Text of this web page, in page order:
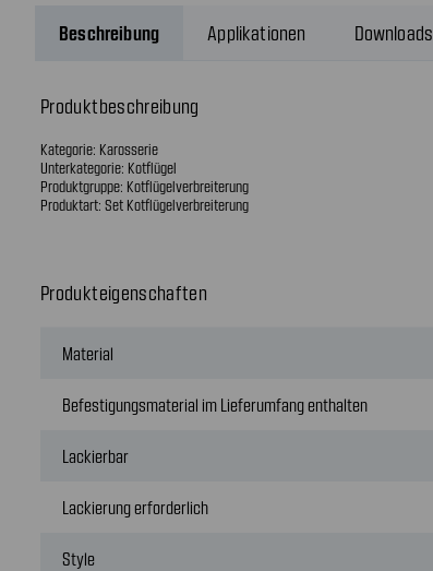
Beschreibung Applikationen Downloads
Produktbeschreibung
Kategorie: Karosserie
Unterkategorie: Kotflügel
Produktgruppe: Kotflügelverbreiterung
Produktart: Set Kotflügelverbreiterung
Produkteigenschaften
Material
Befestigungsmaterial im Lieferumfang enthalten
Lackierbar
Lackierung erforderlich
Style